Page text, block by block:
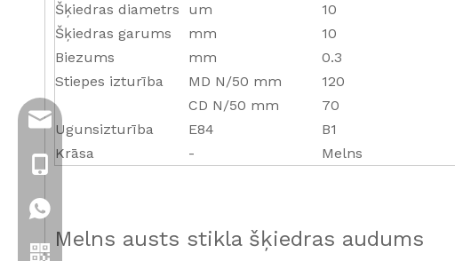
Šķiedras diametrs
um 10
Šķiedras garums
mm 10
Biezums
mm 0.3
Stiepes izturība
MD N/50 mm 120
CD N/50 mm
70
Ugunsizturība
E84 B1
Krāsa
- Melns
Melns austs stikla šķiedras audums
+86 19306129712